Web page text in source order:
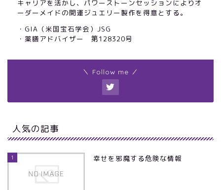
キャリアを活かし、パワーストーンセッションによりオ
ーダーメイドの開運ジュエリー製作を得意とする。
・GIA（米国宝石学会）JSG
・薬膳アドバイザー 第128320号
＼ Follow me ／
人気の記事
1 幸せを邪魔する危険な情報